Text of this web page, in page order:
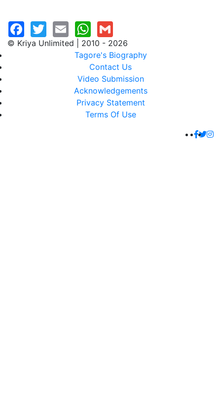
© Kriya Unlimited | 2010 - 2026
Tagore's Biography
Contact Us
Video Submission
Acknowledgements
Privacy Statement
Terms Of Use